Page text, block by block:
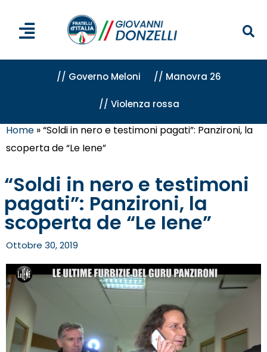
// Governo Meloni // Manovra 26
// Violenza rossa
Home »“Soldi in nero e testimoni pagati”: Panzironi, la
scoperta de “Le Iene”
“Soldi in nero e testimoni
pagati”: Panzironi, la
scoperta de “Le Iene”
Ottobre 30, 2019